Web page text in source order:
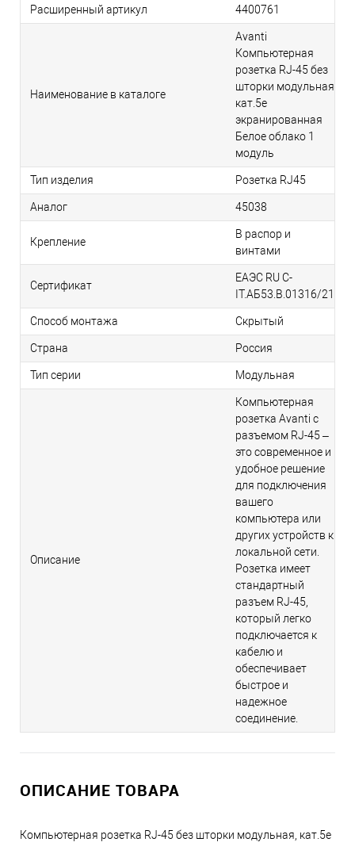
Расширенный артикул 4400761
Наименование в каталоге
Avanti
Компьютерная
розетка RJ-45 без
шторки модульная
кат.5е
экранированная
Белое облако 1
модуль
Тип изделия Розетка RJ45
Аналог 45038
Крепление
В распор и
винтами
Сертификат
ЕАЭС RU С-
IT.АБ53.В.01316/21
Способ монтажа Скрытый
Страна Россия
Тип серии Модульная
Описание
Компьютерная
розетка Avanti с
разъемом RJ-45 –
это современное и
удобное решение
для подключения
вашего
компьютера или
других устройств к
локальной сети.
Розетка имеет
стандартный
разъем RJ-45,
который легко
подключается к
кабелю и
обеспечивает
быстрое и
надежное
соединение.
ОПИСАНИЕ ТОВАРА
Компьютерная розетка RJ-45 без шторки модульная, кат.5е